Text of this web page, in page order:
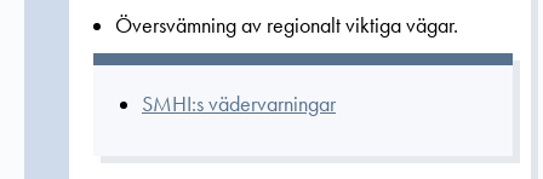
Översvämning av regionalt viktiga vägar.
SMHI:s vädervarningar